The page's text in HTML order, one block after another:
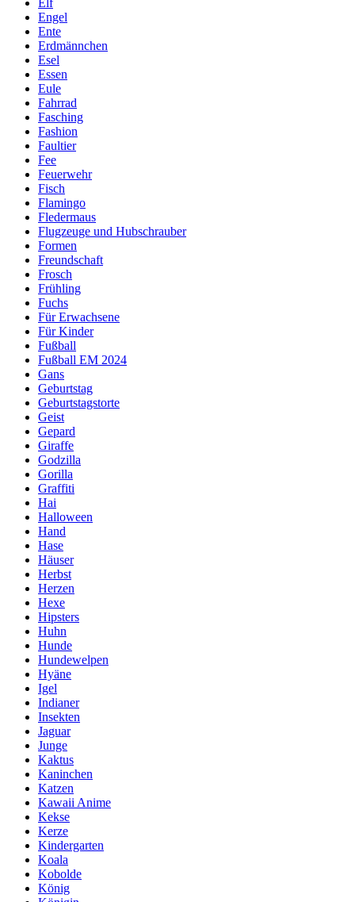
Elf
Engel
Ente
Erdmännchen
Esel
Essen
Eule
Fahrrad
Fasching
Fashion
Faultier
Fee
Feuerwehr
Fisch
Flamingo
Fledermaus
Flugzeuge und Hubschrauber
Formen
Freundschaft
Frosch
Frühling
Fuchs
Für Erwachsene
Für Kinder
Fußball
Fußball EM 2024
Gans
Geburtstag
Geburtstagstorte
Geist
Gepard
Giraffe
Godzilla
Gorilla
Graffiti
Hai
Halloween
Hand
Hase
Häuser
Herbst
Herzen
Hexe
Hipsters
Huhn
Hunde
Hundewelpen
Hyäne
Igel
Indianer
Insekten
Jaguar
Junge
Kaktus
Kaninchen
Katzen
Kawaii Anime
Kekse
Kerze
Kindergarten
Koala
Kobolde
König